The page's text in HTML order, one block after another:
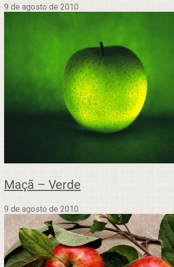
9 de agosto de 2010
Maçã – Verde
9 de agosto de 2010